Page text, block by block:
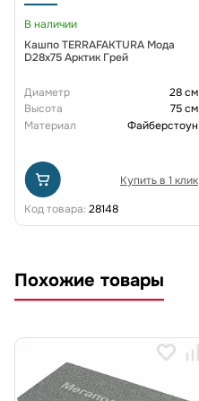
В наличии
Кашпо TERRAFAKTURA Мода
D28x75 Арктик Грей
Диаметр
28 см
Высота
75 см
Материал
Файберстоун
Купить в 1 клик
Код товара: 28148
Похожие товары